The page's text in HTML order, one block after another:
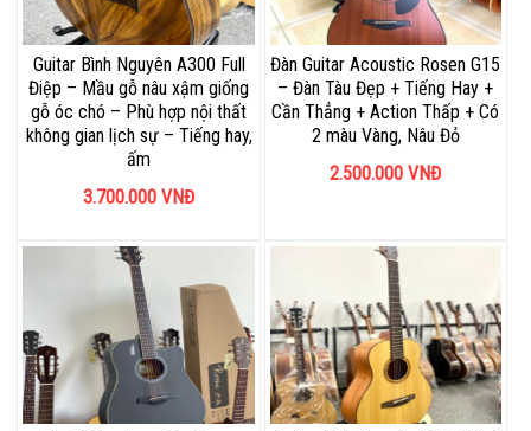
Guitar Bình Nguyên A300 Full
Điệp – Mầu gỗ nâu xậm giống
gỗ óc chó – Phù hợp nội thất
không gian lịch sự – Tiếng hay,
ấm
3.700.000 VNĐ
Đàn Guitar Acoustic Rosen G15
– Đàn Tàu Đẹp + Tiếng Hay +
Cần Thẳng + Action Thấp + Có
2 màu Vàng, Nâu Đỏ
2.500.000 VNĐ